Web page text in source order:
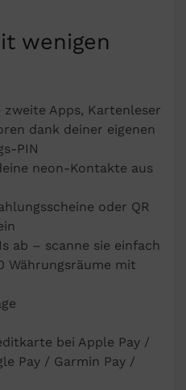
wenigen
Apps, Kartenleser
dank deiner eigenen
PIN
neon-Kontakte aus
oder QR
ab – scanne sie einfach
Währungsräume mit
bei Apple Pay /
Pay / Garmin Pay /